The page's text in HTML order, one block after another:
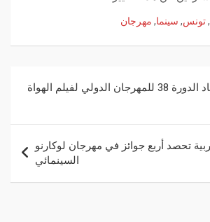
,تونس, سينما, مهرجان
تأجيل موعد انعقاد الدورة 38 للمهرجان الدولي لفيلم الهواة
تحصد أربع جوائز في مهرجان لوكارنو
السينمائي